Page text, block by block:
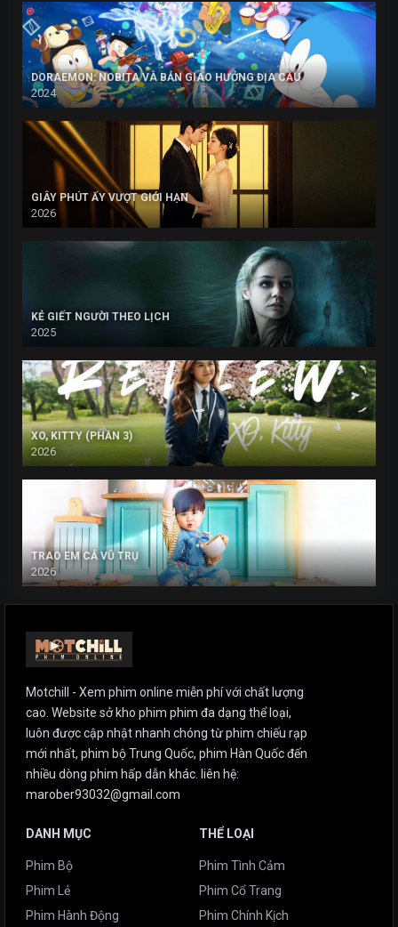
DORAEMON: NOBITA VÀ BẢN GIAO HƯỞNG ĐỊA CẦU
2024
GIÂY PHÚT ẤY VƯỢT GIỚI HẠN
2026
KẺ GIẾT NGƯỜI THEO LỊCH
2025
XO, KITTY (PHẦN 3)
2026
TRAO EM CẢ VŨ TRỤ
2026
Motchill - Xem phim online miễn phí với chất lượng
cao. Website sở kho phim phim đa dạng thể loại,
luôn được cập nhật nhanh chóng từ phim chiếu rạp
mới nhất, phim bộ Trung Quốc, phim Hàn Quốc đến
nhiều dòng phim hấp dẫn khác. liên hệ:
marober93032@gmail.com
DANH MỤC
Phim Bộ
Phim Lẻ
Phim Hành Động
THỂ LOẠI
Phim Tình Cảm
Phim Cổ Trang
Phim Chính Kịch